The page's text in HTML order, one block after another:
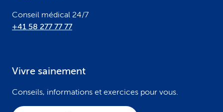
Conseil médical 24/7
+41 58 277 77 77
Vivre sainement
Conseils, informations et exercices pour vous.